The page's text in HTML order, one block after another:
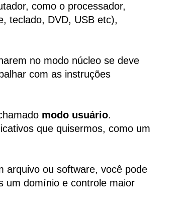
como o processador,
teclado, DVD, USB etc),
no modo núcleo se deve
com as instruções
modo usuário.
que quisermos, como um
arquivo ou software, você pode
um domínio e controle maior